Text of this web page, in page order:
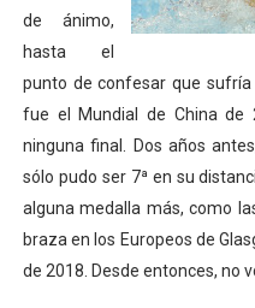
de ánimo,
hasta el
punto de confesar que
fue el Mundial de China de
ninguna final. Dos años
sólo pudo ser 7ª en su
alguna medalla más, como
braza en los Europeos de
de 2018. Desde entonces, no